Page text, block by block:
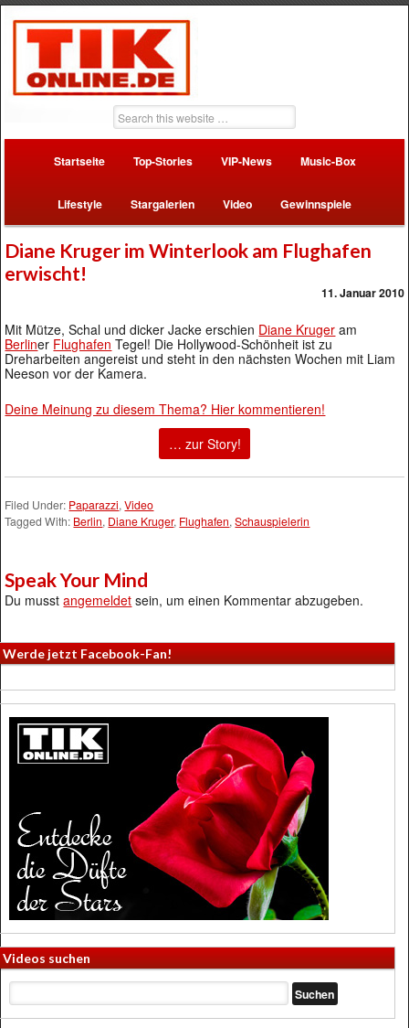
Startseite Top-Stories VIP-News Music-Box
Lifestyle Stargalerien Video Gewinnspiele
Diane Kruger im Winterlook am Flughafen
erwischt!
11. Januar 2010
Mit Mütze, Schal und dicker Jacke erschien Diane Kruger am
Berliner Flughafen Tegel! Die Hollywood-Schönheit ist zu
Dreharbeiten angereist und steht in den nächsten Wochen mit Liam
Neeson vor der Kamera.
Deine Meinung zu diesem Thema? Hier kommentieren!
… zur Story!
Filed Under: Paparazzi,Video
Tagged With: Berlin, Diane Kruger, Flughafen,Schauspielerin
Speak Your Mind
Du musstangemeldet sein, um einen Kommentar abzugeben.
Werde jetzt Facebook-Fan!
Videos suchen